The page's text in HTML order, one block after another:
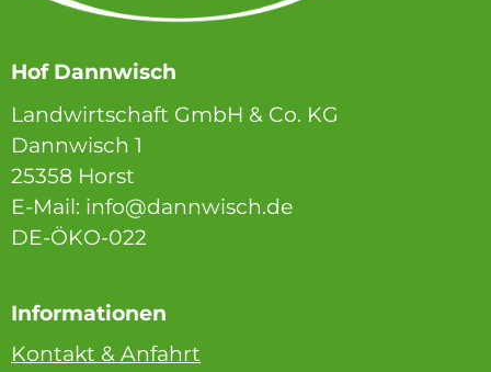
Hof Dannwisch
Landwirtschaft GmbH & Co. KG
Dannwisch 1
25358 Horst
E-Mail: info@dannwisch.de
DE-ÖKO-022
Informationen
Kontakt & Anfahrt